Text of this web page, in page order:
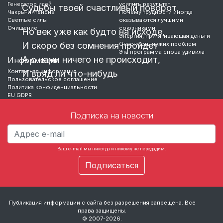
Судьбы твоей счастливый поворот.
Но век уже как будто на исходе,
И скоро без сомнения пройдет
А с нами ничего не происходит,
И вряд ли что-нибудь
…
Генератор идей
Чакры-Интенсив
Светлые силы
Очищение
усилить результат
Почему трудности иногда
оказываются лучшими
союзниками
Энергия, притягивающая деньги
Опасность чужих проблем
Эта программа снова удивила
Информация
Контактная информация
Пользовательское соглашение
Политика конфиденциальности
EU GDPR
Подписка на новости
Ваш e-mail мы никогда и никому не передадим.
Публикация информации с сайта без разрешения запрещена. Все
права защищены.
© 2007-2026.